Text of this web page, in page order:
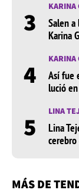
3 KARINA
Salen
Karina
4 KARINA
Así fue
lució
5 LINA
Lina
MÁS DE